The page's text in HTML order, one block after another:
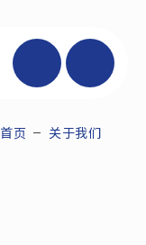
首页 关于我们